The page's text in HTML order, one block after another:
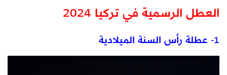
العطل الرسمية في تركيا 2024
1- عطلة رأس السنة الميلادية